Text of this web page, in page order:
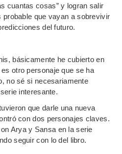
cuantas cosas” y logran salir
probable que vayan a sobrevivir
del futuro.
básicamente he cubierto en
otro personaje que se ha
no sé si necesariamente
interesante.
que darle una nueva
con dos personajes claves.
Arya y Sansa en la serie
seguir con lo del libro.